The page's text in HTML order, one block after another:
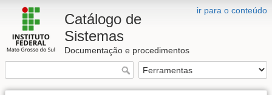
ir para o conteúdo
Catálogo de
Sistemas
Documentação e procedimentos